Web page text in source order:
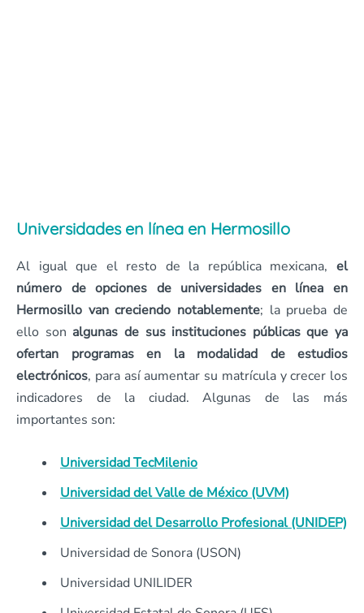
Universidades en línea en Hermosillo
Al igual que el resto de la república mexicana, el
número de opciones de universidades en línea en
Hermosillo van creciendo notablemente; la prueba de
ello son algunas de sus instituciones públicas que ya
ofertan programas en la modalidad de estudios
electrónicos, para así aumentar su matrícula y crecer los
indicadores de la ciudad. Algunas de las más
importantes son:
Universidad TecMilenio
Universidad del Valle de México (UVM)
Universidad del Desarrollo Profesional (UNIDEP)
Universidad de Sonora (USON)
Universidad UNILIDER